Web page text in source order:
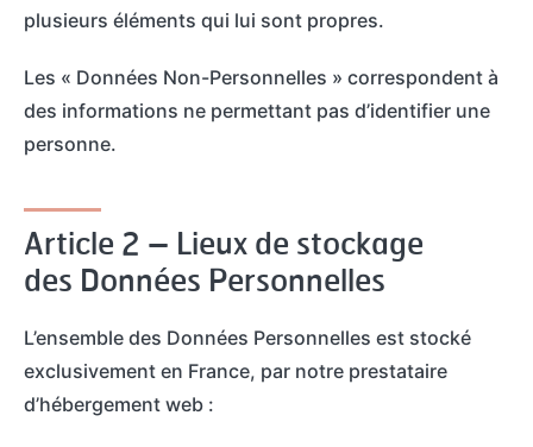
plusieurs éléments qui lui sont propres.
Les « Données Non-Personnelles » correspondent à
des informations ne permettant pas d’identifier une
personne.
Article 2 – Lieux de stockage
des Données Personnelles
L’ensemble des Données Personnelles est stocké
exclusivement en France, par notre prestataire
d’hébergement web :